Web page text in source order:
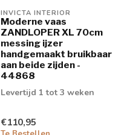
INVICTA INTERIOR
Moderne vaas
ZANDLOPER XL 70cm
messing ijzer
handgemaakt bruikbaar
aan beide zijden -
44868
Levertijd 1 tot 3 weken
€110,95